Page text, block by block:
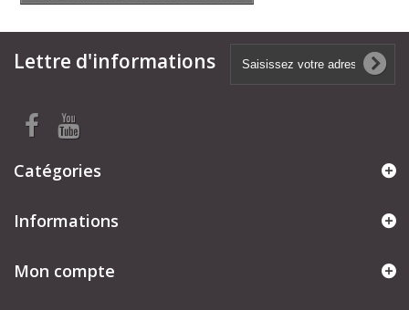
Lettre d'informations
Catégories
Informations
Mon compte